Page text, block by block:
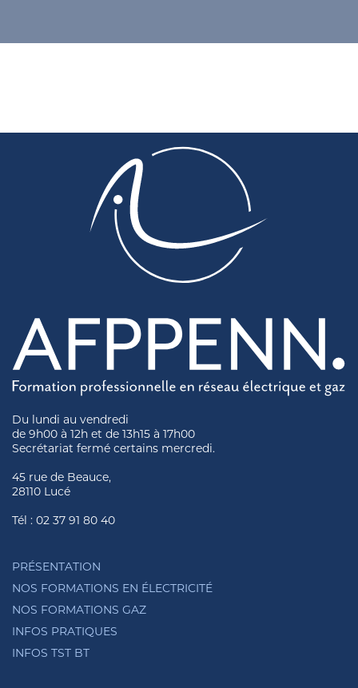
Du lundi au vendredi
de 9h00 à 12h et de 13h15 à 17h00
Secrétariat fermé certains mercredi.
45 rue de Beauce,
28110 Lucé
Tél : 02 37 91 80 40
PRÉSENTATION
NOS FORMATIONS EN ÉLECTRICITÉ
NOS FORMATIONS GAZ
INFOS PRATIQUES
INFOS TST BT